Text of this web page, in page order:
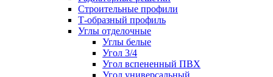
Строительные профили
Т-образный профиль
Углы отделочные
Углы белые
Угол 3/4
Угол вспененный ПВХ
Угол универсальный